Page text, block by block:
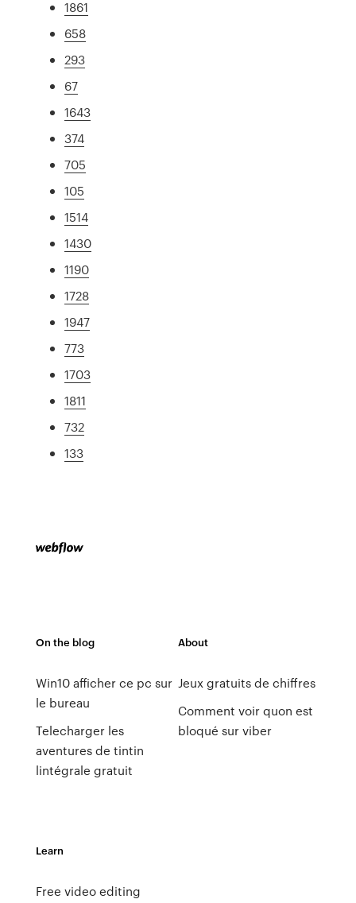
1861
658
293
67
1643
374
705
105
1514
1430
1190
1728
1947
773
1703
1811
732
133
On the blog
Win10 afficher ce pc sur
le bureau
Telecharger les
aventures de tintin
lintégrale gratuit
About
Jeux gratuits de chiffres
Comment voir quon est
bloqué sur viber
Learn
Free video editing